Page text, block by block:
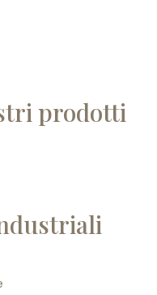
prodotti